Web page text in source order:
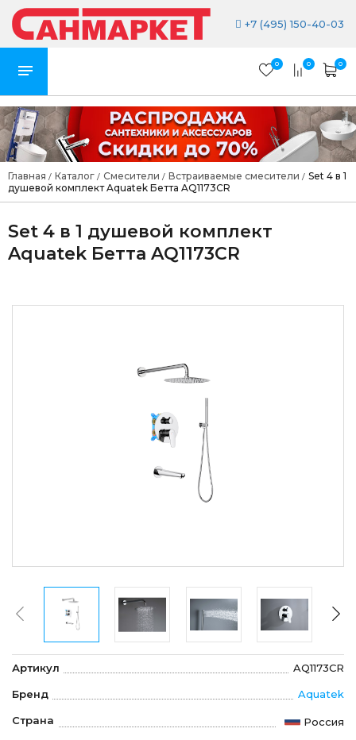
+7 (495) 150-40-03
0 0 0
Главная / Каталог / Смесители / Встраиваемые смесители / Set 4 в 1
душевой комплект Aquatek Бетта AQ1173CR
Set 4 в 1 душевой комплект
Aquatek Бетта AQ1173CR
Артикул AQ1173CR
Бренд Aquatek
Страна Россия